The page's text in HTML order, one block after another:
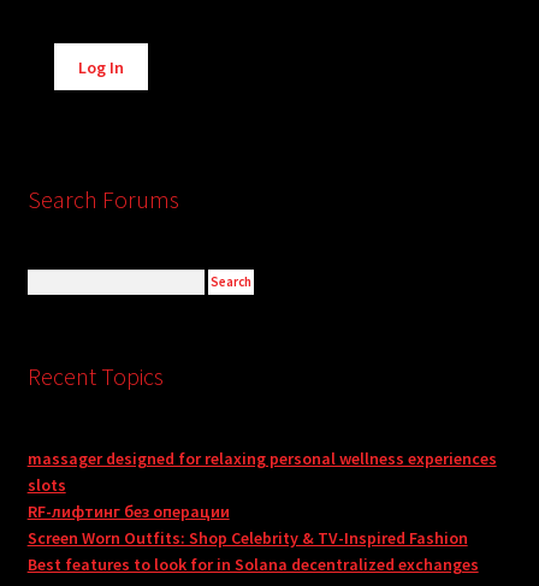
Alternative:
Log In
Search Forums
Recent Topics
massager designed for relaxing personal wellness experiences
slots
RF-лифтинг без операции
Screen Worn Outfits: Shop Celebrity & TV-Inspired Fashion
Best features to look for in Solana decentralized exchanges